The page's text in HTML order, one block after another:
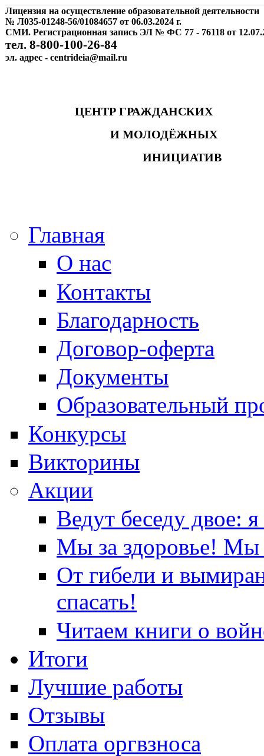
Лицензия на осуществление образовательной деятельности
№ Л035-01248-56/01084657 от 06.03.2024 г.
СМИ. Регистрационная запись ЭЛ № ФС 77 - 76118 от
тел. 8-800-100-26-84
эл. адрес - centrideia@mail.ru
ЦЕНТР ГРАЖДАНСКИХ
И МОЛОДЁЖНЫХ
ИНИЦИАТИВ
Главная
О нас
Контакты
Благодарность
Договор-оферта
Документы
Образовательный
Конкурсы
Викторины
Акции
Ведут беседу двое:
Мы за здоровье! Мы
От гибели и
спасать!
Читаем книги о
Итоги
Лучшие работы
Отзывы
Оплата оргвзноса